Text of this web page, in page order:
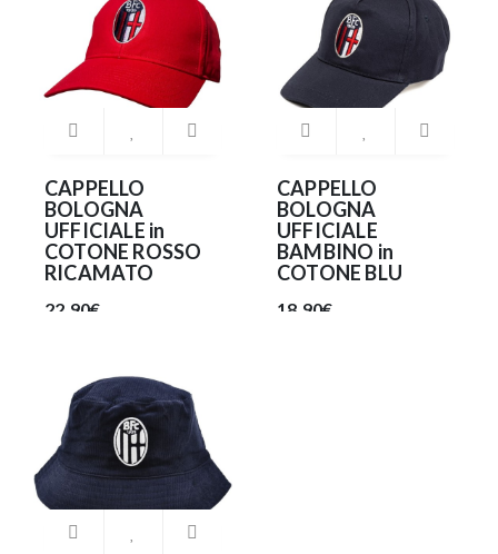
CAPPELLO
BOLOGNA
UFFICIALE in
COTONE ROSSO
RICAMATO
22.90€
CAPPELLO
BOLOGNA
UFFICIALE
BAMBINO in
COTONE BLU
18.90€